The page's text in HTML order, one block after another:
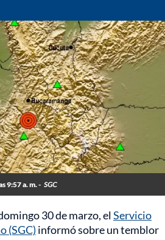
9:57 a. m. - SGC
30 de marzo, elServicio
(SGC) informó sobre un temblor